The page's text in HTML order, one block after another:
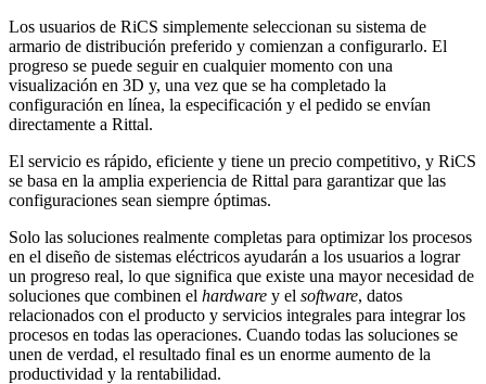
Los usuarios de RiCS simplemente seleccionan su sistema de
armario de distribución preferido y comienzan a configurarlo. El
progreso se puede seguir en cualquier momento con una
visualización en 3D y, una vez que se ha completado la
configuración en línea, la especificación y el pedido se envían
directamente a Rittal.
El servicio es rápido, eficiente y tiene un precio competitivo, y RiCS
se basa en la amplia experiencia de Rittal para garantizar que las
configuraciones sean siempre óptimas.
Solo las soluciones realmente completas para optimizar los procesos
en el diseño de sistemas eléctricos ayudarán a los usuarios a lograr
un progreso real, lo que significa que existe una mayor necesidad de
soluciones que combinen el hardware y el software, datos
relacionados con el producto y servicios integrales para integrar los
procesos en todas las operaciones. Cuando todas las soluciones se
unen de verdad, el resultado final es un enorme aumento de la
productividad y la rentabilidad.